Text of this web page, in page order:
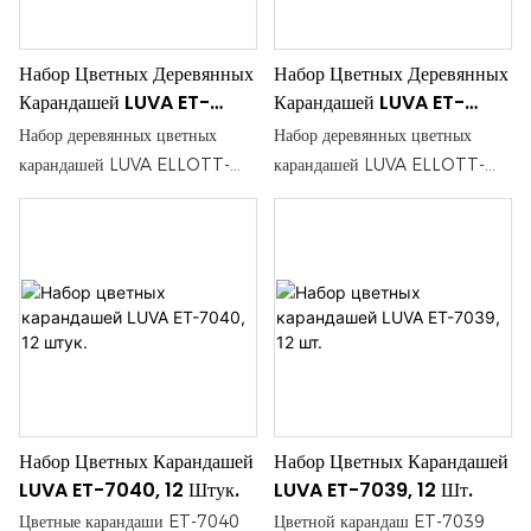
идеальными для рисования,
раскрашивания и рукоделия.
идеальными для рисования,
раскрашивания и рукоделия.
Набор Цветных Деревянных
Карандашей LUVA ET-
7038, 24 Шт.
Набор деревянных цветных
карандашей LUVA ELLOTT-
7038 включает 24 ярких,
так и для любителей. Каждый
карандаш изготовлен из
высококачественной древесины,
пигментацию для всех ваших
творческих проектов.
Набор Цветных Деревянных
Карандашей LUVA ET-
7036, 24 Шт.
Набор деревянных цветных
карандашей LUVA ELLOTT-
7036 включает 24 ярких,
так и для любителей. Каждый
карандаш изготовлен из
высококачественной древесины,
пигментацию для всех ваших
творческих проектов.
Набор Цветных Карандашей
LUVA ET-7040, 12 Штук.
Цветные карандаши ET-7040
Набор Цветных Карандашей
LUVA ET-7039, 12 Шт.
Цветной карандаш ET-7039